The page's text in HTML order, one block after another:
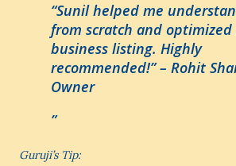
“Sunil helped me
from scratch and optimized
business listing. Highly
recommended!” – Rohit
Owner
Guruji’s Tip: